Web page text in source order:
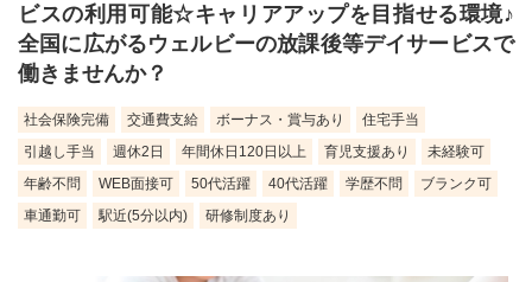
ビスの利用可能☆キャリアアップを目指せる環境♪
全国に広がるウェルビーの放課後等デイサービスで
働きませんか？
社会保険完備 交通費支給 ボーナス・賞与あり
住宅手当
引越し手当
週休2日 年間休日120日以上 育児支援あり
未経験可
年齢不問
WEB面接可 50代活躍 40代活躍 学歴不問
ブランク可
車通勤可
駅近(5分以内) 研修制度あり